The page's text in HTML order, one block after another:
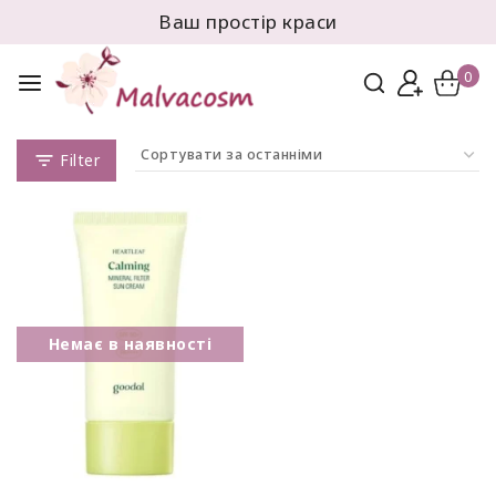
Ваш простір краси
0
Filter